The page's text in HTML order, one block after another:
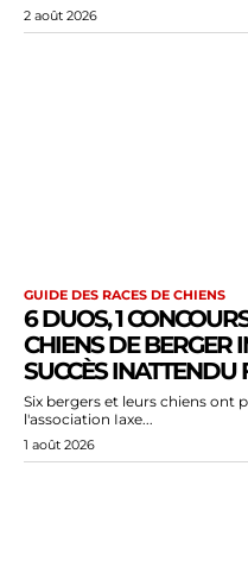
2 août 2026
GUIDE DES RACES DE CHIENS
6 DUOS, 1
CHIENS DE BERGER
SUCCÈS INATTENDU
Six bergers et leurs chiens ont
l'association Iaxe...
1 août 2026